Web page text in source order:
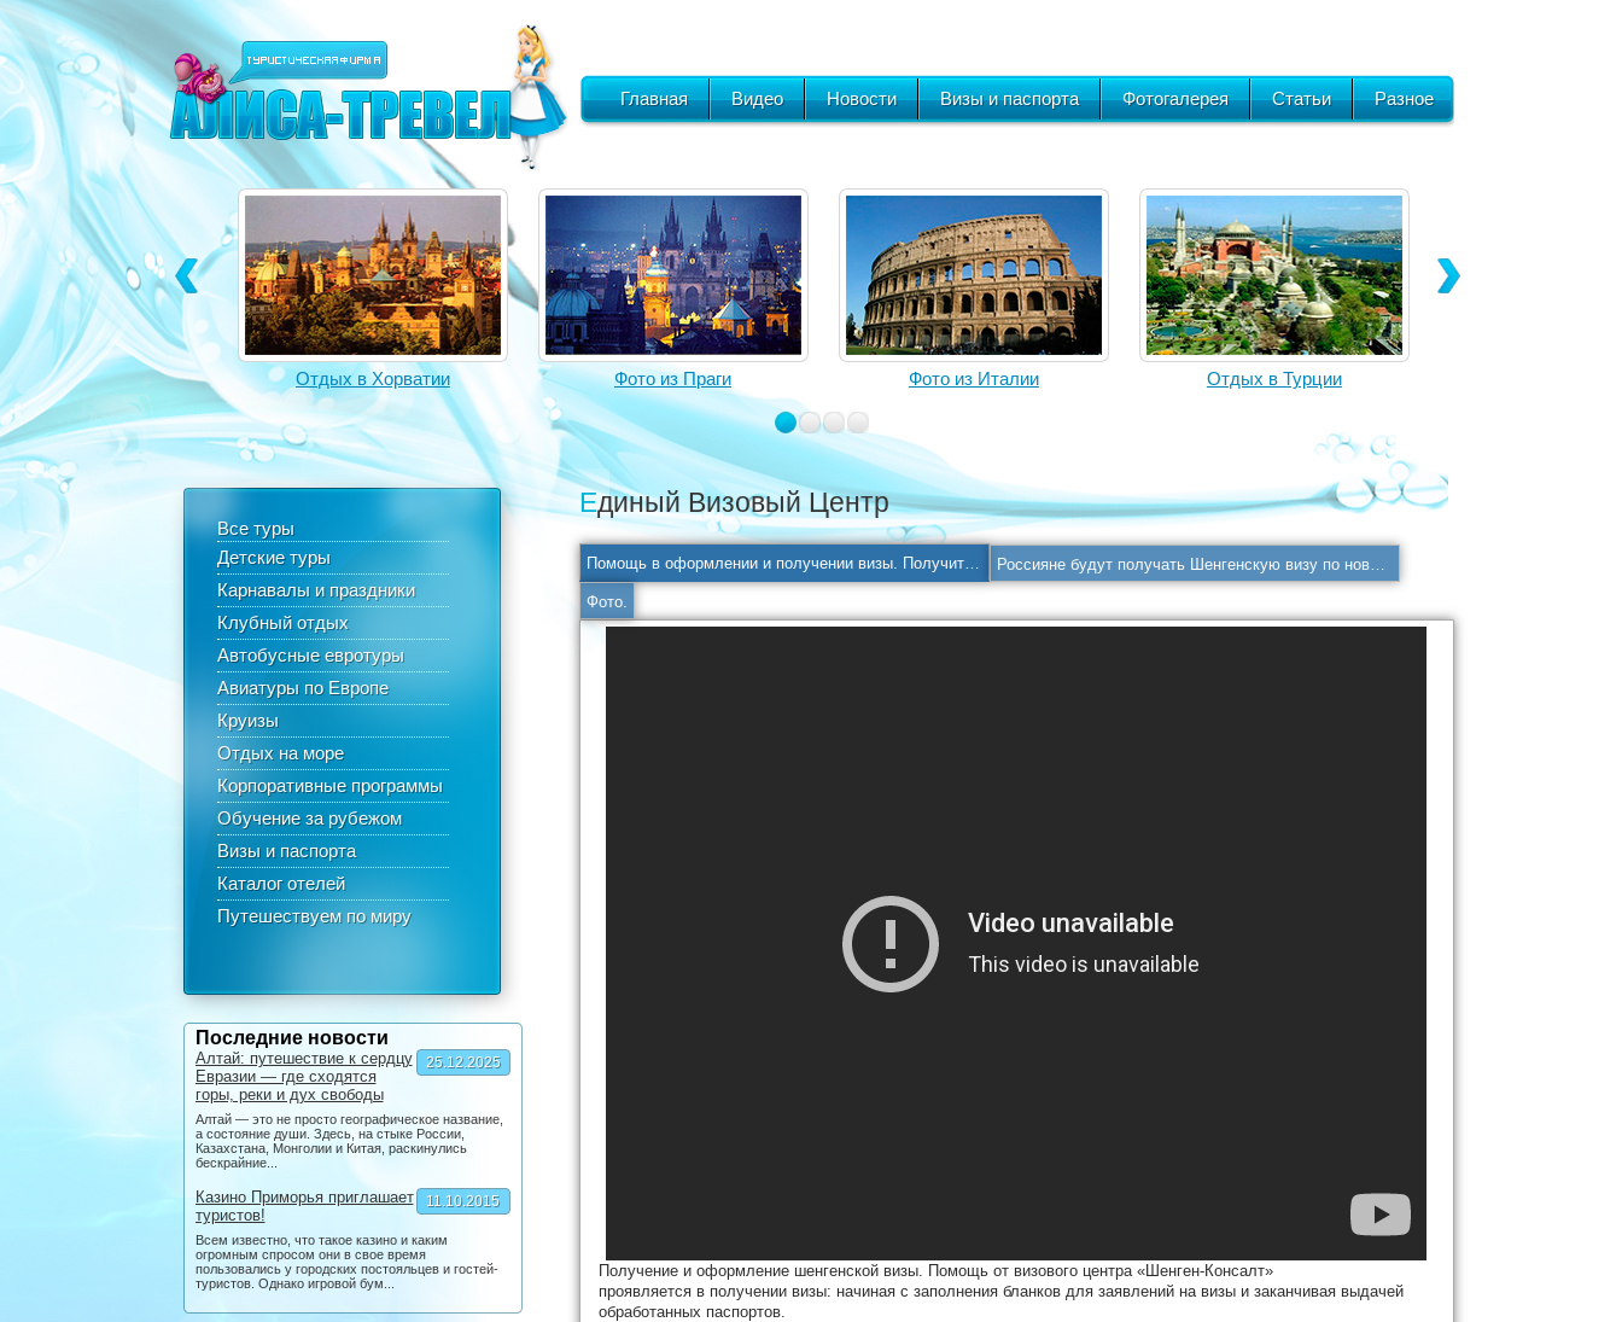
Главная Видео Новости Визы и паспорта Фотогалерея Статьи Разное
Отдых в Турции Отдых в Хорватии Фото из Праги Фото из Италии Отдых в Турции
Все туры
Детские туры
Карнавалы и праздники
Клубный отдых
Автобусные евротуры
Авиатуры по Европе
Круизы
Отдых на море
Корпоративные программы
Обучение за рубежом
Визы и паспорта
Каталог отелей
Путешествуем по миру
Последние новости
25.12.2025
Алтай: путешествие к сердцу
Евразии — где сходятся
горы, реки и дух свободы
Алтай — это не просто географическое название,
а состояние души. Здесь, на стыке России,
Казахстана, Монголии и Китая, раскинулись
бескрайние...
11.10.2015
Казино Приморья приглашает
туристов!
Всем известно, что такое казино и каким
огромным спросом они в свое время
пользовались у городских постояльцев и гостей-
туристов. Однако игровой бум...
Единый Визовый Центр
Помощь в оформлении и получении визы. Получить шенгенскую визу. Шенген-Консалт. Россияне будут получать Шенгенскую визу по новым правилам.
Фото.
Получение и оформление шенгенской визы. Помощь от визового центра «Шенген-Консалт»
проявляется в получении визы: начиная с заполнения бланков для заявлений на визы и заканчивая выдачей
обработанных паспортов.